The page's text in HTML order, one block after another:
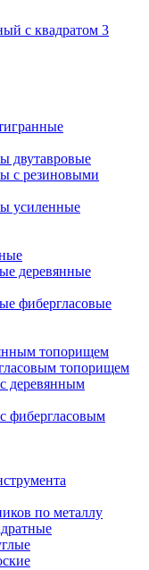
с квадратом 3
двутавровые
с резиновыми
усиленные
деревянные
фибергласовые
топорищем
топорищем
деревянным
фибергласовым
по металлу